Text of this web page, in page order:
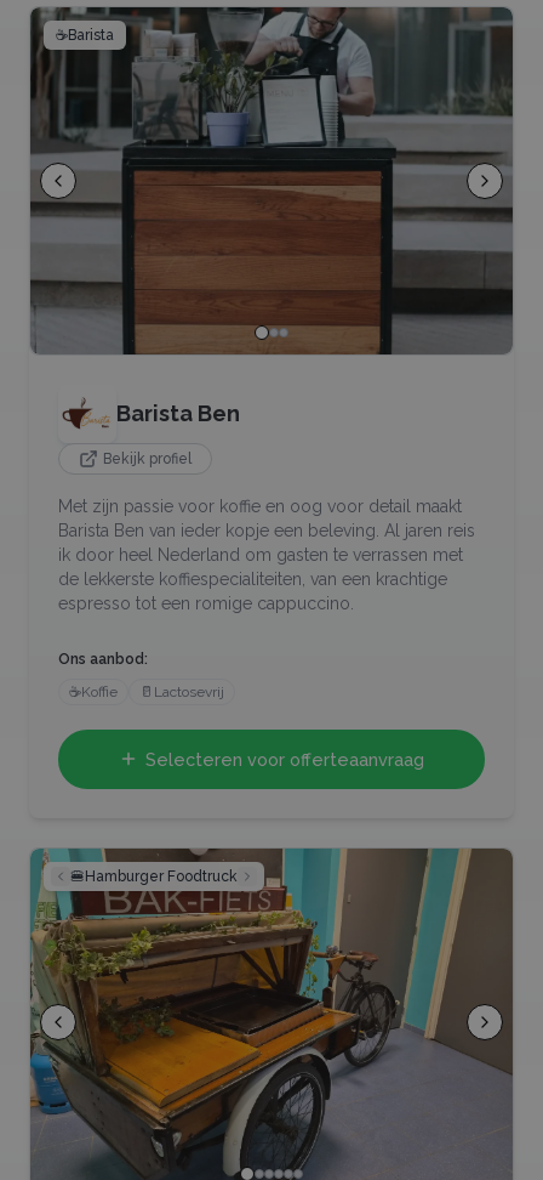
☕Barista
Barista Ben
Bekijk profiel
Met zijn passie voor koffie en oog voor detail maakt
Barista Ben van ieder kopje een beleving. Al jaren reis
ik door heel Nederland om gasten te verrassen met
de lekkerste koffiespecialiteiten, van een krachtige
espresso tot een romige cappuccino.
Ons aanbod:
☕Koffie 🥛 Lactosevrij
Selecteren voor offerteaanvraag
🍔Hamburger Foodtruck